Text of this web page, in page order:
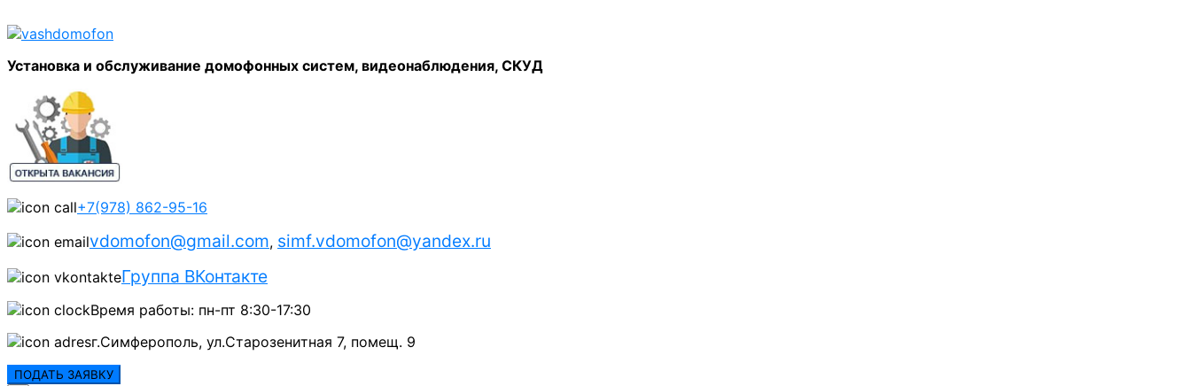
Установка и обслуживание домофонных систем, видеонаблюдения, СКУД
+7(978) 862-95-16
vdomofon@gmail.com, simf.vdomofon@yandex.ru
Группа ВКонтакте
Время работы: пн-пт 8:30-17:30
г.Симферополь, ул.Старозенитная 7, помещ. 9
ПОДАТЬ ЗАЯВКУ